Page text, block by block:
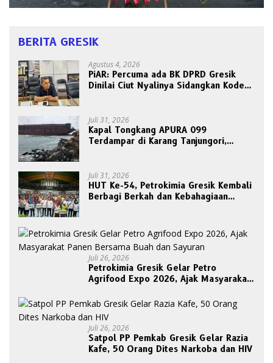
BERITA GRESIK
Agustus 4, 2026
PiAR: Percuma ada BK DPRD Gresik
Dinilai Ciut Nyalinya Sidangkan Kode
Juli 31, 2026
Kapal Tongkang APURA 099
Terdampar di Karang Tanjungori,
Juli 31, 2026
HUT Ke-54, Petrokimia Gresik Kembali
Berbagi Berkah dan Kebahagiaan
Juli 26, 2026
Petrokimia Gresik Gelar Petro
Agrifood Expo 2026, Ajak Masyarakat
Juli 26, 2026
Satpol PP Pemkab Gresik Gelar Razia
Kafe, 50 Orang Dites Narkoba dan HIV